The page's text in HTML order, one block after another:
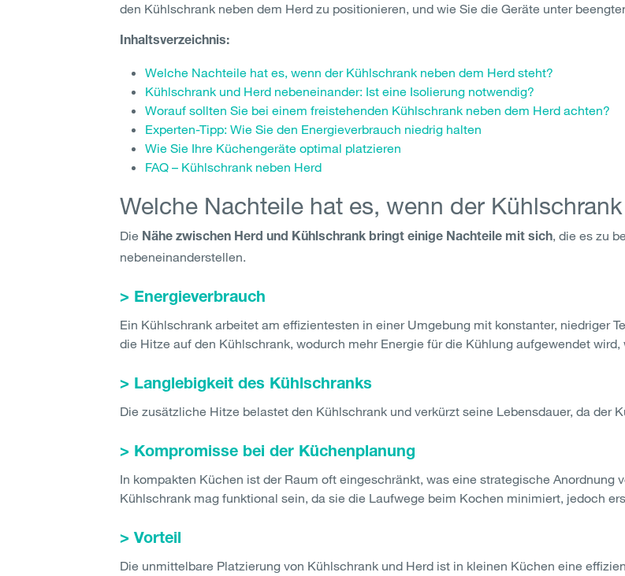
den Kühlschrank neben dem Herd zu positionieren, und wie Sie die Geräte unter
Inhaltsverzeichnis:
Welche Nachteile hat es, wenn der Kühlschrank neben dem Herd steht?
Kühlschrank und Herd nebeneinander: Ist eine Isolierung notwendig?
Worauf sollten Sie bei einem freistehenden Kühlschrank neben dem Herd achten?
Experten-Tipp: Wie Sie den Energieverbrauch niedrig halten
Wie Sie Ihre Küchengeräte optimal platzieren
FAQ – Kühlschrank neben Herd
Welche Nachteile hat es, wenn der
Die Nähe zwischen Herd und Kühlschrank bringt einige Nachteile mit sich, die es zu
nebeneinanderstellen.
> Energieverbrauch
Ein Kühlschrank arbeitet am effizientesten in einer Umgebung mit konstanter, niedriger
die Hitze auf den Kühlschrank, wodurch mehr Energie für die Kühlung aufgewendet
> Langlebigkeit des Kühlschranks
Die zusätzliche Hitze belastet den Kühlschrank und verkürzt seine Lebensdauer, da der
> Kompromisse bei der Küchenplanung
In kompakten Küchen ist der Raum oft eingeschränkt, was eine strategische Anordnung
Kühlschrank mag funktional sein, da sie die Laufwege beim Kochen minimiert, jedoch
> Vorteil
Die unmittelbare Platzierung von Kühlschrank und Herd ist in kleinen Küchen eine